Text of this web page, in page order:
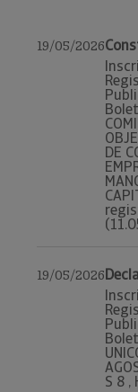
19/05/2026
DE
19/05/2026
S 8 ,